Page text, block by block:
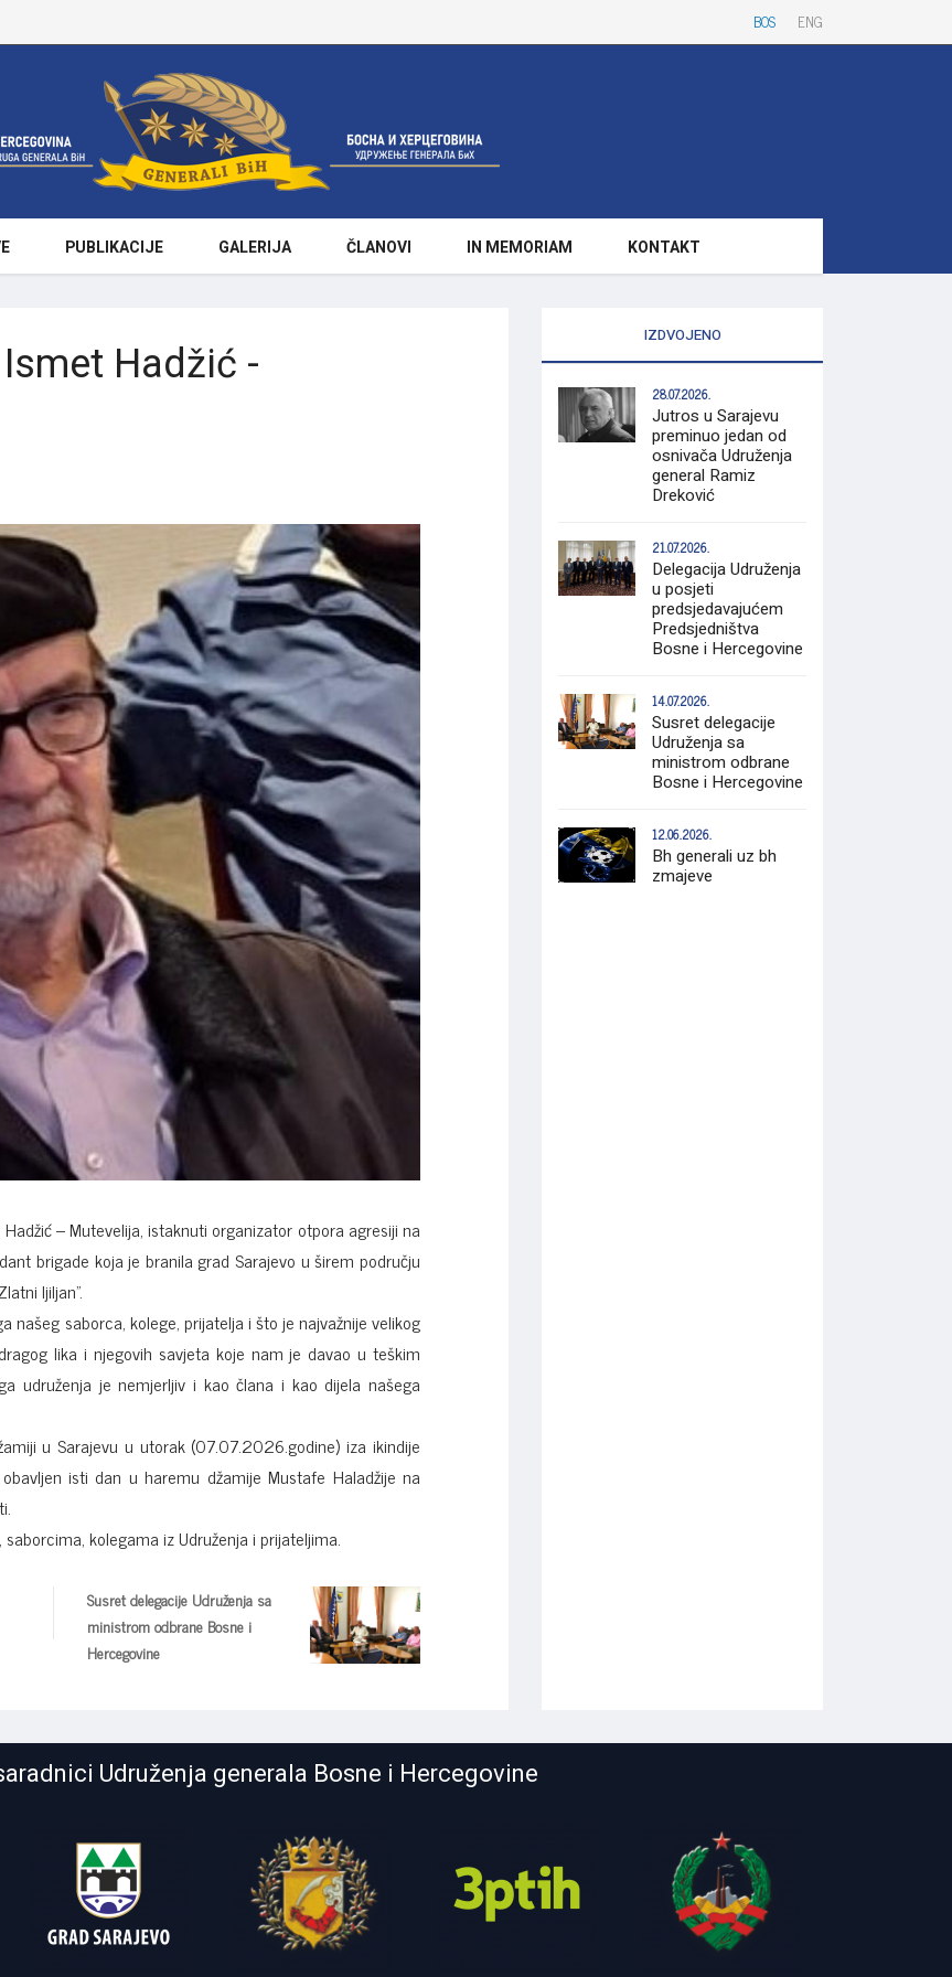
BOS ENG
PUBLIKACIJE GALERIJA ČLANOVI IN MEMORIAM KONTAKT
Hadžić -
– Mutevelija, istaknuti organizator otpora agresiji na
brigade koja je branila grad Sarajevo u širem području
ljiljan”.
našeg saborca, kolege, prijatelja i što je najvažnije velikog
lika i njegovih savjeta koje nam je davao u teškim
udruženja je nemjerljiv i kao člana i kao dijela našega
u Sarajevu u utorak (07.07.2026.godine) iza ikindije
isti dan u haremu džamije Mustafe Haladžije na
kolegama iz Udruženja i prijateljima.
Susret delegacije Udruženja sa
ministrom odbrane Bosne i
Hercegovine
IZDVOJENO
28.07.2026.
Jutros u Sarajevu
preminuo jedan od
osnivača Udruženja
general Ramiz
Dreković
21.07.2026.
Delegacija Udruženja
u posjeti
predsjedavajućem
Predsjedništva
Bosne i Hercegovine
14.07.2026.
Susret delegacije
Udruženja sa
ministrom odbrane
Bosne i Hercegovine
12.06.2026.
Bh generali uz bh
zmajeve
Udruženja generala Bosne i Hercegovine